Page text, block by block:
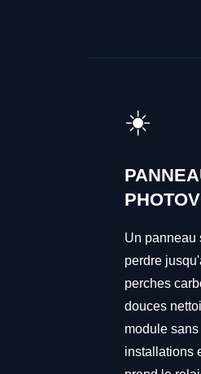
☀️
Un panneau
perdre
perches
douces
module
installations